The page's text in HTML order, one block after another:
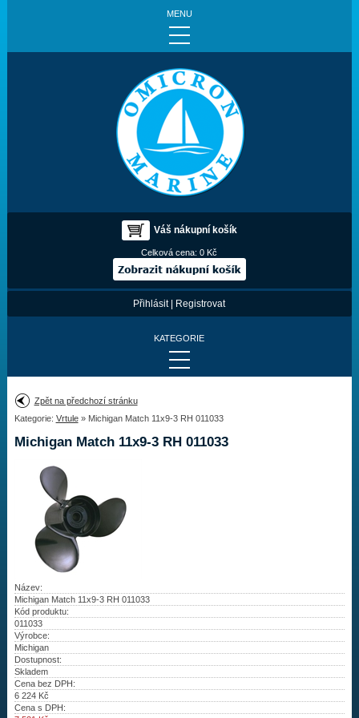
MENU
Váš nákupní košík
Celková cena:0 Kč
Přihlásit| Registrovat
KATEGORIE
Provedení:
Výrobce:
Drážky na hřídeli:
Najít vrtuli
Vrtule
Redukční pouzdra XHS
Kontakty
Aktuality
Zpět na předchozí stránku
Kategorie: Vrtule» Michigan Match 11x9-3 RH 011033
Michigan Match 11x9-3 RH 011033
Název:
Michigan Match 11x9-3 RH 011033
Kód produktu:
011033
Výrobce:
Michigan
Dostupnost:
Skladem
Cena bez DPH:
6 224Kč
Cena s DPH: